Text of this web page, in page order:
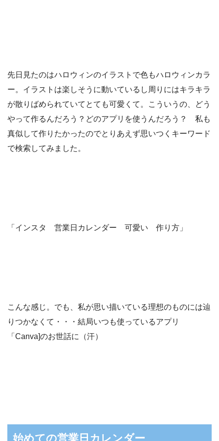
先日見たのはハロウィンのイラストで色もハロウィンカラ
ー。イラストは楽しそうに動いているし周りにはキラキラ
が散りばめられていてとても可愛くて。こういうの、どう
やって作るんだろう？どのアプリを使うんだろう？ 私も
真似して作りたかったのでとりあえず思いつくキーワード
で検索してみました。
「インスタ 営業日カレンダー 可愛い 作り方」
こんな感じ。でも、私が思い描いている理想のものには辿
りつかなくて・・・結局いつも使っているアプリ
「Canva]のお世話に（汗）
始めての営業日カレンダー